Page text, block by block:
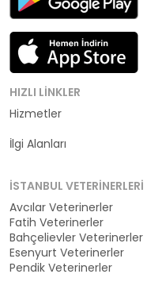
HIZLI LINKLER
Hizmetler
İlgi Alanları
İSTANBUL VETERINERLERI
Avcılar Veterinerler
Fatih Veterinerler
Bahçelievler Veterinerler
Esenyurt Veterinerler
Pendik Veterinerler